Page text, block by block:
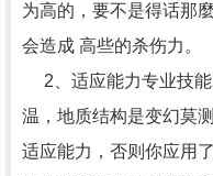
为高的，要不是得话那
会造成 高些的杀伤力。
2、适应能力专业技能
温，地质结构是变幻莫
适应能力，否则你应用